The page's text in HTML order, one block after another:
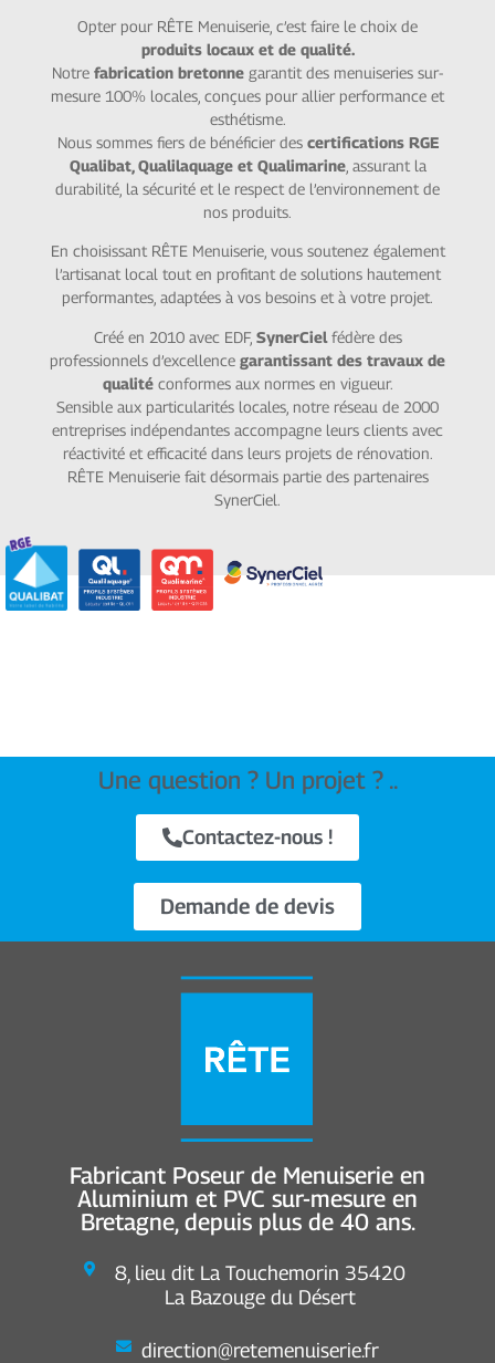
Opter pour RÊTE Menuiserie, c’est faire le choix de
produits locaux et de qualité.
Notre fabrication bretonne garantit des menuiseries sur-
mesure 100% locales, conçues pour allier performance et
esthétisme.
Nous sommes fiers de bénéficier des certifications RGE
Qualibat, Qualilaquage et Qualimarine, assurant la
durabilité, la sécurité et le respect de l’environnement de
nos produits.
En choisissant RÊTE Menuiserie, vous soutenez également
l’artisanat local tout en profitant de solutions hautement
performantes, adaptées à vos besoins et à votre projet.
Créé en 2010 avec EDF, SynerCielfédère des
professionnels d’excellence garantissant des travaux de
qualitéconformes aux normes en vigueur.
Sensible aux particularités locales, notre réseau de 2000
entreprises indépendantes accompagne leurs clients avec
réactivité et efficacité dans leurs projets de rénovation.
RÊTE Menuiserie fait désormais partie des partenaires
SynerCiel.
Une question ? Un projet ? ..
Contactez-nous !
Demande de devis
Fabricant Poseur de Menuiserie en
Aluminium et PVC sur-mesure en
Bretagne, depuis plus de 40 ans.
8, lieu dit La Touchemorin 35420
La Bazouge du Désert
direction@retemenuiserie.fr